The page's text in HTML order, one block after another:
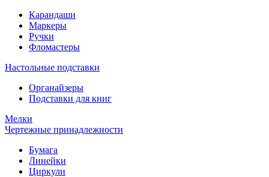
Карандаши
Маркеры
Ручки
Фломастеры
Настольные подставки
Органайзеры
Подставки для книг
Мелки
Чертежные принадлежности
Бумага
Линейки
Циркули